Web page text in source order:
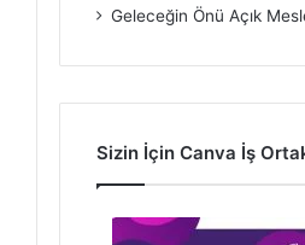
Geleceğin Önü Açık
Sizin İçin Canva İş